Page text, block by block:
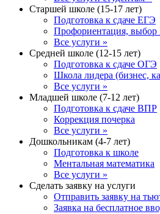
Старшей школе (15-17 лет)
Подготовка к сдаче ЕГЭ
Профориентация, выбор
Все услуги »
Средней школе (12-15 лет)
Подготовка к сдаче ОГЭ
Школа лидера (бизнес,
Все услуги »
Младшей школе (7-12 лет)
Подготовка к сдаче ВПР
Коррекция почерка
Все услуги »
Дошкольникам (4-7 лет)
Подготовка к школе
Ментальная математика
Все услуги »
Сделать заявку на услуги
Отправить заявку на
Заявка на бесплатное